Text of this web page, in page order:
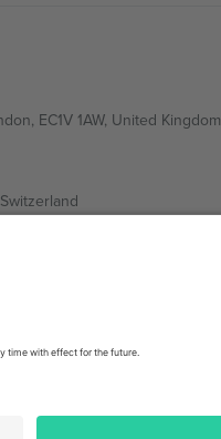
EC1V 1AW, United Kingdom